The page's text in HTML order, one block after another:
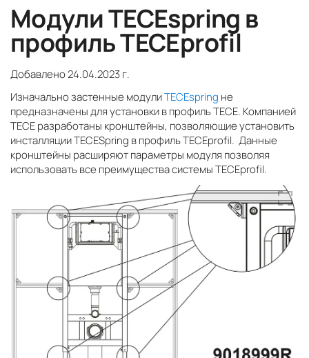
Модули TECEspring в
профиль TECEprofil
Добавлено 24.04.2023 г.
Изначально застенные модулиTECEspring не
предназначены для установки в профиль TECE. Компанией
TECE разработаны кронштейны, позволяющие установить
инсталляции TECESpring в профиль TECEprofil. Данные
кронштейны расширяют параметры модуля позволяя
использовать все преимущества системы TECEprofil.